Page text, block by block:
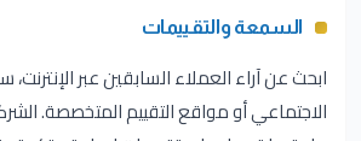
السمعة والتقييمات
ابحث عن آراء العملاء السابقين عبر
الاجتماعي أو مواقع التقييم المتخصصة.